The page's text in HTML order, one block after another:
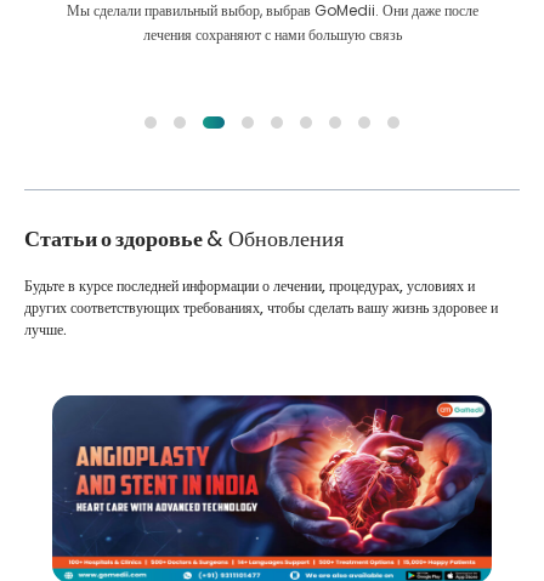
Мы сделали правильный выбор, выбрав GoMedii. Они даже после
лечения сохраняют с нами большую связь
Статьи о здоровье& Обновления
Будьте в курсе последней информации о лечении, процедурах, условиях и
других соответствующих требованиях, чтобы сделать вашу жизнь здоровее и
лучше.